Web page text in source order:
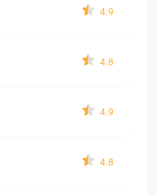
4.9
4.8
4.9
4.8